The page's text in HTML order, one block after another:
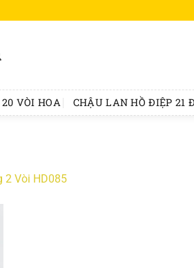
VÒI HOA CHẬU LAN HỒ ĐIỆP 21
2 Vòi HD085